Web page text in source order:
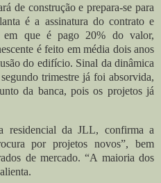
de construção e prepara-se para
é a assinatura do contrato e
em que é pago 20% do valor,
é feito em média dois anos
do edifício. Sinal da dinâmica
trimestre já foi absorvida,
da banca, pois os projetos já
residencial da JLL, confirma a
por projetos novos”, bem
de mercado. “A maioria dos